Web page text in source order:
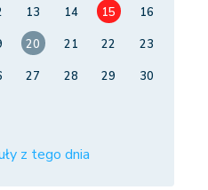
13 14 15
16
20 21 22
23
27 28 29
30
z tego dnia